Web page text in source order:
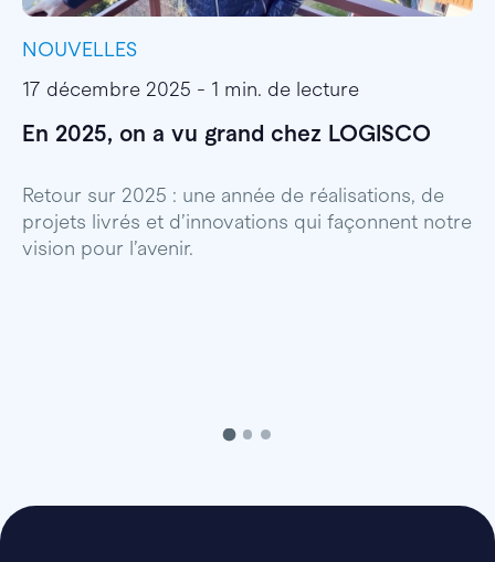
NOUVELLES
17 décembre 2025 - 1 min. de lecture
En 2025, on a vu grand chez LOGISCO
Retour sur 2025 : une année de réalisations, de
projets livrés et d’innovations qui façonnent notre
vision pour l’avenir.